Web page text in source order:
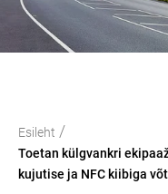
Esileht /
Toetan külgvankri
kujutise ja NFC kiibiga